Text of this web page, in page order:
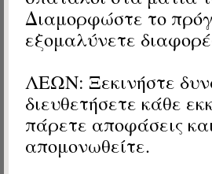
Διαμορφώστε το
εξομαλύνετε
ΛΕΩΝ: Ξεκινήστε
διευθετήσετε κάθε
πάρετε αποφάσεις
απομονωθείτε.